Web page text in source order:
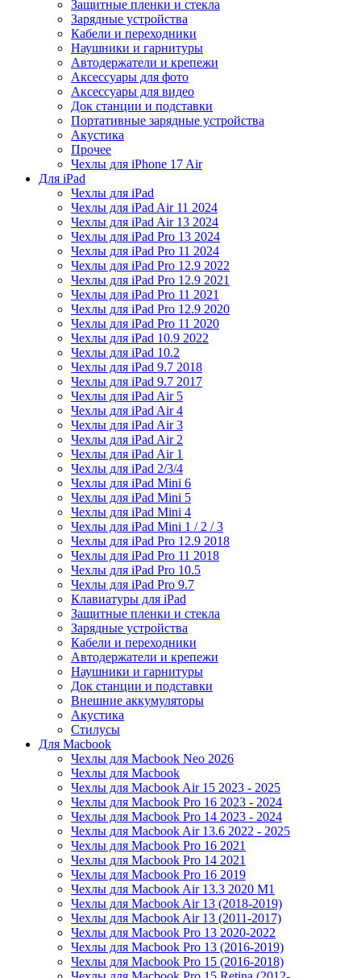
Защитные пленки и стекла
Зарядные устройства
Кабели и переходники
Наушники и гарнитуры
Автодержатели и крепежи
Аксессуары для фото
Аксессуары для видео
Док станции и подставки
Портативные зарядные устройства
Акустика
Прочее
Чехлы для iPhone 17 Air
Для iPad
Чехлы для iPad
Чехлы для iPad Air 11 2024
Чехлы для iPad Air 13 2024
Чехлы для iPad Pro 13 2024
Чехлы для iPad Pro 11 2024
Чехлы для iPad Pro 12.9 2022
Чехлы для iPad Pro 12.9 2021
Чехлы для iPad Pro 11 2021
Чехлы для iPad Pro 12.9 2020
Чехлы для iPad Pro 11 2020
Чехлы для iPad 10.9 2022
Чехлы для iPad 10.2
Чехлы для iPad 9.7 2018
Чехлы для iPad 9.7 2017
Чехлы для iPad Air 5
Чехлы для iPad Air 4
Чехлы для iPad Air 3
Чехлы для iPad Air 2
Чехлы для iPad Air 1
Чехлы для iPad 2/3/4
Чехлы для iPad Mini 6
Чехлы для iPad Mini 5
Чехлы для iPad Mini 4
Чехлы для iPad Mini 1 / 2 / 3
Чехлы для iPad Pro 12.9 2018
Чехлы для iPad Pro 11 2018
Чехлы для iPad Pro 10.5
Чехлы для iPad Pro 9.7
Клавиатуры для iPad
Защитные пленки и стекла
Зарядные устройства
Кабели и переходники
Автодержатели и крепежи
Наушники и гарнитуры
Док станции и подставки
Внешние аккумуляторы
Акустика
Стилусы
Для Macbook
Чехлы для Macbook Neo 2026
Чехлы для Macbook
Чехлы для Macbook Air 15 2023 - 2025
Чехлы для Macbook Pro 16 2023 - 2024
Чехлы для Macbook Pro 14 2023 - 2024
Чехлы для Macbook Air 13.6 2022 - 2025
Чехлы для Macbook Pro 16 2021
Чехлы для Macbook Pro 14 2021
Чехлы для Macbook Pro 16 2019
Чехлы для Macbook Air 13.3 2020 M1
Чехлы для Macbook Air 13 (2018-2019)
Чехлы для Macbook Air 13 (2011-2017)
Чехлы для Macbook Pro 13 2020-2022
Чехлы для Macbook Pro 13 (2016-2019)
Чехлы для Macbook Pro 15 (2016-2018)